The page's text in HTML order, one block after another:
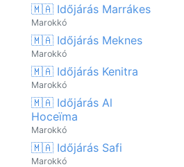
🇲🇦 Időjárás Marrákes
Marokkó
🇲🇦 Időjárás Meknes
Marokkó
🇲🇦 Időjárás Kenitra
Marokkó
🇲🇦 Időjárás Al
Hoceïma
Marokkó
🇲🇦 Időjárás Safi
Marokkó